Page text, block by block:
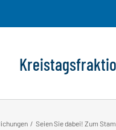
Seien Sie dabei! Zum